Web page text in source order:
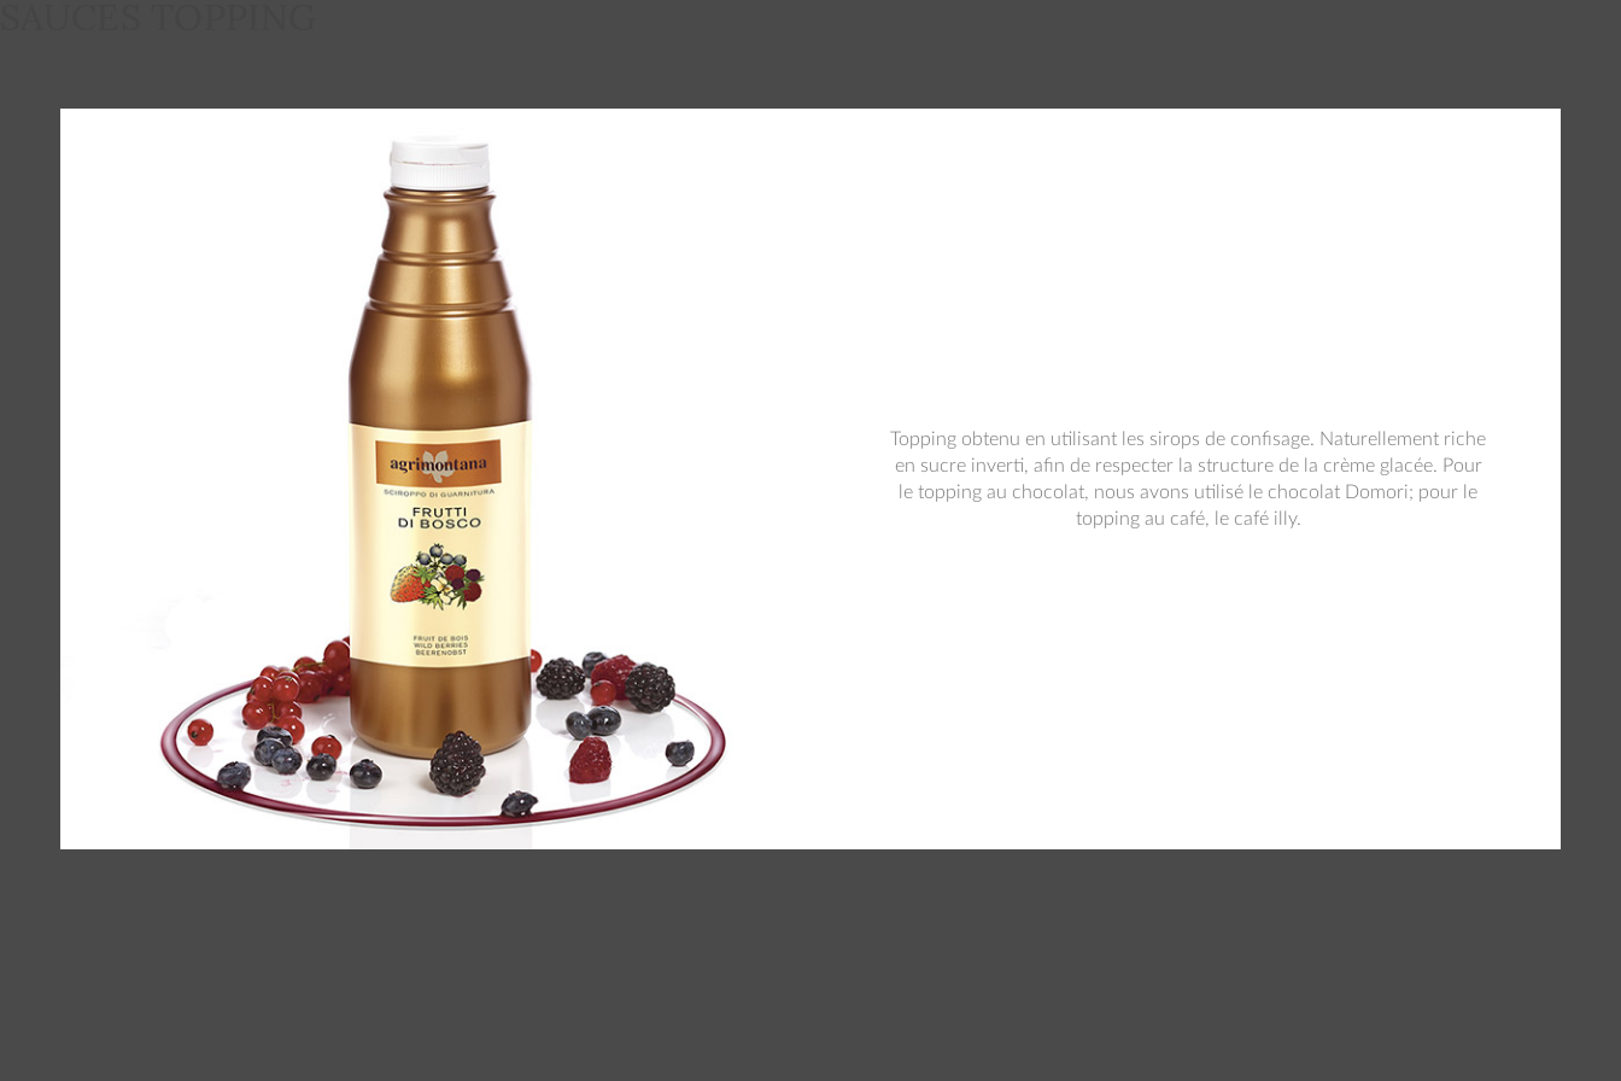
Topping obtenu en utilisant les sirops de confisage. Naturellement riche
en sucre inverti, afin de respecter la structure de la crème glacée. Pour
le topping au chocolat, nous avons utilisé le chocolat Domori; pour le
topping au café, le café illy.